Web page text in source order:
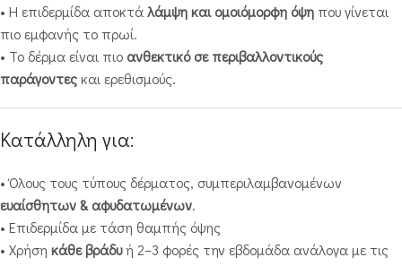
• Η επιδερμίδα αποκτάλάμψη και ομοιόμορφη όψη που γίνεται
πιο εμφανής το πρωί.
• Το δέρμα είναι πιο ανθεκτικό σε περιβαλλοντικούς
παράγοντεςκαι ερεθισμούς.
Κατάλληλη για:
• Όλους τους τύπους δέρματος, συμπεριλαμβανομένων
ευαίσθητων & αφυδατωμένων.
• Επιδερμίδα με τάση θαμπής όψης
• Χρήση κάθε βράδυή 2–3 φορές την εβδομάδα ανάλογα με τις